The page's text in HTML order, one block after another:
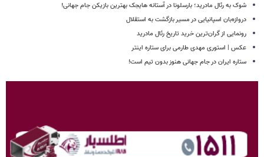
شوک به رئال مادرید؛ بارسلونا در آستانه هایجک بهترین بازیکن جام جهانی!
دروازه‌بان اسپانیایی در مسیر بازگشت به استقلال
رونمایی از گران‌ترین خرید تاریخ رئال مادرید
عکس | استوری مهدی طارمی برای ستاره اینتر
ستاره ایران در جام جهانی هنوز بدون تیم است!